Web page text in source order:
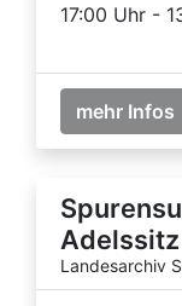
17:00 Uhr -
mehr Infos
Landesarchiv